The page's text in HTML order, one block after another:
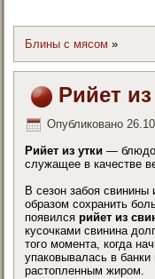
Блины с мясом »
Рийет из
Опубликовано
Рийет из утки — блюдо
служащее в качестве
В сезон забоя
образом сохранить
появилсярийет из
кусочками свинина
того момента, когда
упаковывалась в
растопленным жиром.